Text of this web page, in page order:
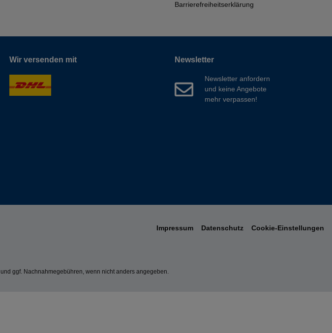
Barrierefreiheitserklärung
Wir versenden mit Newsletter
Newsletter anfordern
und keine Angebote
mehr verpassen!
Impressum Datenschutz Cookie-Einstellungen
und ggf. Nachnahmegebühren, wenn nicht anders angegeben.